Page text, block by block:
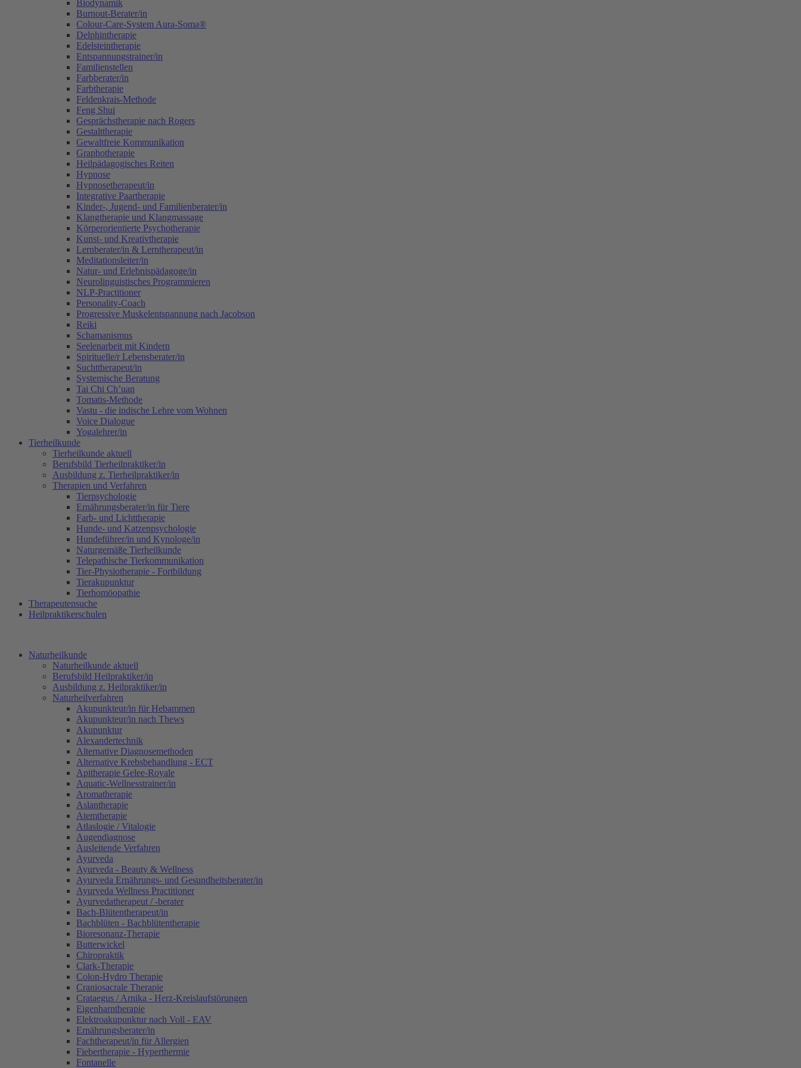
Biodynamik
Burnout-Berater/in
Colour-Care-System Aura-Soma®
Delphintherapie
Edelsteintherapie
Entspannungstrainer/in
Familienstellen
Farbberater/in
Farbtherapie
Feldenkrais-Methode
Feng Shui
Gesprächstherapie nach Rogers
Gestalttherapie
Gewaltfreie Kommunikation
Graphotherapie
Heilpädagogisches Reiten
Hypnose
Hypnosetherapeut/in
Integrative Paartherapie
Kinder-, Jugend- und Familienberater/in
Klangtherapie und Klangmassage
Körperorientierte Psychotherapie
Kunst- und Kreativtherapie
Lernberater/in & Lerntherapeut/in
Meditationsleiter/in
Natur- und Erlebnispädagoge/in
Neurolinguistisches Programmieren
NLP-Practitioner
Personality-Coach
Progressive Muskelentspannung nach Jacobson
Reiki
Schamanismus
Seelenarbeit mit Kindern
Spirituelle/r Lebensberater/in
Suchttherapeut/in
Systemische Beratung
Tai Chi Ch’uan
Tomatis-Methode
Vastu - die indische Lehre vom Wohnen
Voice Dialogue
Yogalehrer/in
Tierheilkunde
Tierheilkunde aktuell
Berufsbild Tierheilpraktiker/in
Ausbildung z. Tierheilpraktiker/in
Therapien und Verfahren
Tierpsychologie
Ernährungsberater/in für Tiere
Farb- und Lichttherapie
Hunde- und Katzenpsychologie
Hundeführer/in und Kynologe/in
Naturgemäße Tierheilkunde
Telepathische Tierkommunikation
Tier-Physiotherapie - Fortbildung
Tierakupunktur
Tierhomöopathie
Therapeutensuche
Heilpraktikerschulen
Naturheilkunde
Naturheilkunde aktuell
Berufsbild Heilpraktiker/in
Ausbildung z. Heilpraktiker/in
Naturheilverfahren
Akupunkteur/in für Hebammen
Akupunkteur/in nach Thews
Akupunktur
Alexandertechnik
Alternative Diagnosemethoden
Alternative Krebsbehandlung - ECT
Apitherapie Gelee-Royale
Aquatic-Wellnesstrainer/in
Aromatherapie
Aslantherapie
Atemtherapie
Atlaslogie / Vitalogie
Augendiagnose
Ausleitende Verfahren
Ayurveda
Ayurveda - Beauty & Wellness
Ayurveda Ernährungs- und Gesundheitsberater/in
Ayurveda Wellness Practitioner
Ayurvedatherapeut / -berater
Bach-Blütentherapeut/in
Bachblüten - Bachblütentherapie
Bioresonanz-Therapie
Butterwickel
Chiropraktik
Clark-Therapie
Colon-Hydro Therapie
Craniosacrale Therapie
Crataegus / Arnika - Herz-Kreislaufstörungen
Eigenharntherapie
Elektroakupunktur nach Voll - EAV
Ernährungsberater/in
Fachtherapeut/in für Allergien
Fiebertherapie - Hyperthermie
Fontanelle